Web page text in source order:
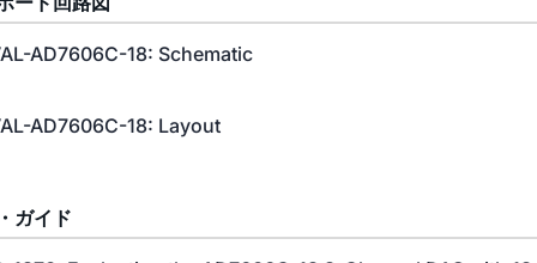
AD7606C-18: Schematic
AD7606C-18: Layout
ガイド